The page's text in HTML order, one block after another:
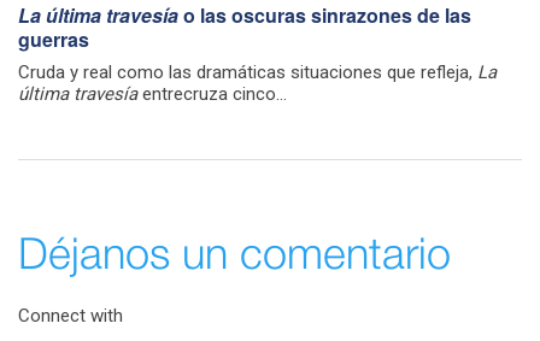
La última travesíao las oscuras sinrazones de las
guerras
Cruda y real como las dramáticas situaciones que refleja, La
última travesíaentrecruza cinco...
Déjanos un comentario
Connect with